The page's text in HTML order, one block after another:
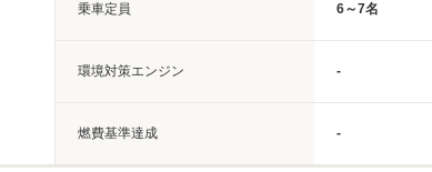
乗車定員 6～7名
環境対策エンジン -
燃費基準達成 -